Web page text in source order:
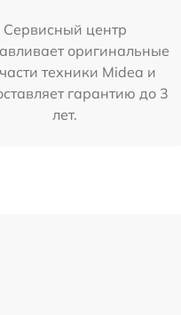
Сервисный центр
оригинальные
техники Midea и
гарантию до 3
лет.